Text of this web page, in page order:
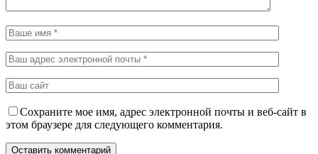
Сохраните мое имя, адрес электронной почты и веб-сайт в
этом браузере для следующего комментария.